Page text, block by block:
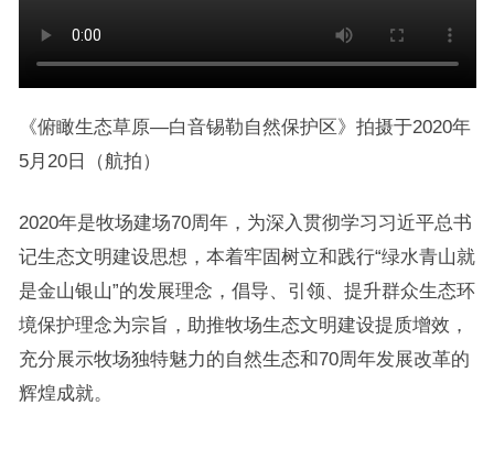
《俯瞰生态草原—白音锡勒自然保护区》拍摄于2020年
5月20日（航拍）
2020年是牧场建场70周年，为深入贯彻学习习近平总书
记生态文明建设思想，本着牢固树立和践行“绿水青山就
是金山银山”的发展理念，倡导、引领、提升群众生态环
境保护理念为宗旨，助推牧场生态文明建设提质增效，
充分展示牧场独特魅力的自然生态和70周年发展改革的
辉煌成就。